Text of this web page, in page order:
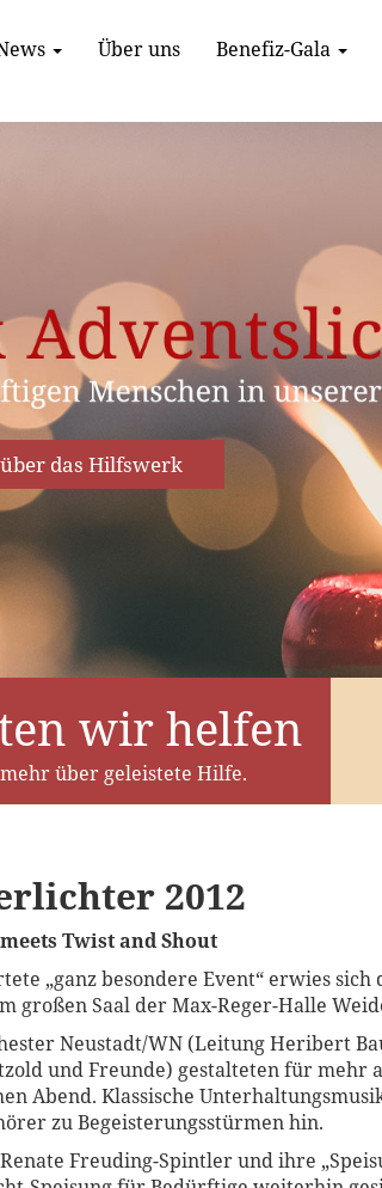
Über uns Benefiz-Gala
wir helfen
über geleistete Hilfe.
2012
Twist and Shout
„ganz besondere Event“ erwies
großen Saal der Max-Reger-Halle
Neustadt/WN (Leitung Heribert
und Freunde) gestalteten für mehr
Abend. Klassische
zu Begeisterungsstürmen hin.
Freuding-Spintler und ihre